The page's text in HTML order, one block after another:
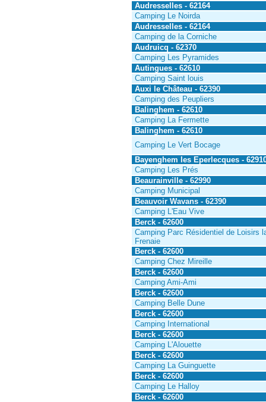
Audresselles - 62164
Camping Le Noirda
Audresselles - 62164
Camping de la Corniche
Audruicq - 62370
Camping Les Pyramides
Autingues - 62610
Camping Saint louis
Auxi le Château - 62390
Camping des Peupliers
Balinghem - 62610
Camping La Fermette
Balinghem - 62610
Camping Le Vert Bocage
Bayenghem les Eperlecques -
Camping Les Prés
Beaurainville - 62990
Camping Municipal
Beauvoir Wavans - 62390
Camping L'Eau Vive
Berck - 62600
Camping Parc Résidentiel de Loisirs
Frenaie
Berck - 62600
Camping Chez Mireille
Berck - 62600
Camping Ami-Ami
Berck - 62600
Camping Belle Dune
Berck - 62600
Camping International
Berck - 62600
Camping L'Alouette
Berck - 62600
Camping La Guinguette
Berck - 62600
Camping Le Halloy
Berck - 62600